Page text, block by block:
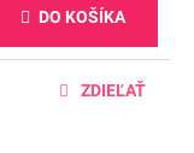
DO KOŠÍKA
ZDIEĽAŤ